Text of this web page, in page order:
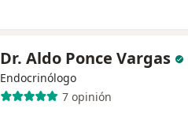
Dr. Aldo Ponce Vargas
Endocrinólogo
7 opinión